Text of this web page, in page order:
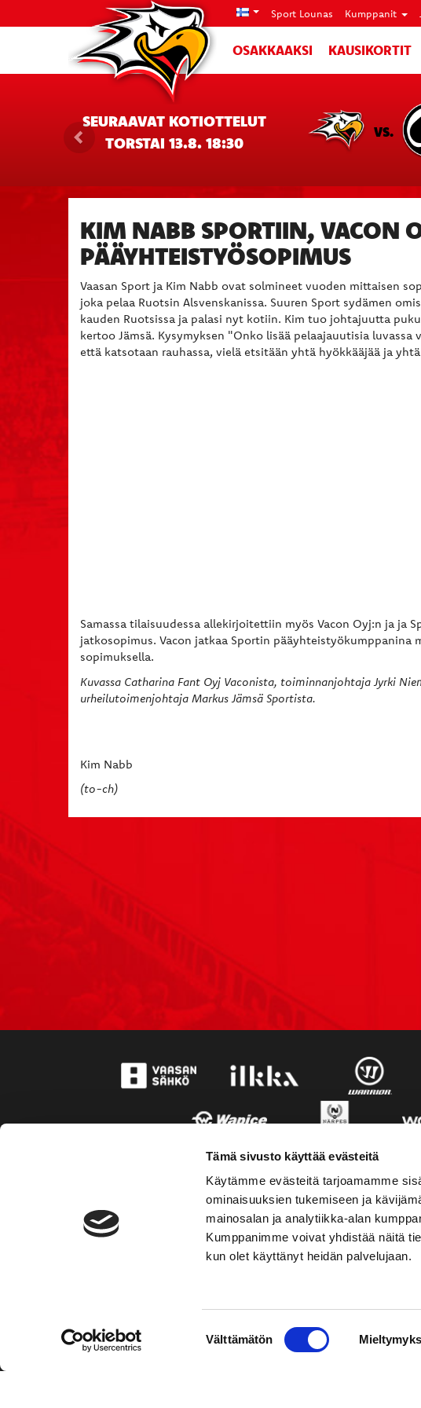
Tämä sivusto käyttää evästeitä
Käytämme evästeitä tarjoamamme
ominaisuuksien tukemiseen ja
mainosalan ja analytiikka-alan
Kumppanimme voivat yhdistää näitä
kun olet käyttänyt heidän palvelujaan.
Välttämätön
Sport Lounas Kumppanit
OSAKKAAKSI KAUSIKORTIT
SEURAAVAT KOTIOTTELUT
TORSTAI 13.8. 18:30
VS.
KIM NABB SPORTIIN, VACON
PÄÄYHTEISTYÖSOPIMUS
Vaasan Sport ja Kim Nabb ovat solmineet vuoden mittaisen
joka pelaa Ruotsin Alsvenskanissa. Suuren Sport sydämen
kauden Ruotsissa ja palasi nyt kotiin. Kim tuo johtajuutta
kertoo Jämsä. Kysymyksen "Onko lisää pelaajauutisia luvassa
että katsotaan rauhassa, vielä etsitään yhtä hyökkääjää ja
Samassa tilaisuudessa allekirjoitettiin myös Vacon Oyj:n ja ja
jatkosopimus. Vacon jatkaa Sportin pääyhteistyökumppanina
sopimuksella.
Kuvassa Catharina Fant Oyj Vaconista, toiminnanjohtaja Jyrki
urheilutoimenjohtaja Markus Jämsä Sportista.
Kim Nabb
(to-ch)
Hockey-Team Vaasan Sport Oy
YHTEYSTIEDOT
Puh: 02 01 555 600